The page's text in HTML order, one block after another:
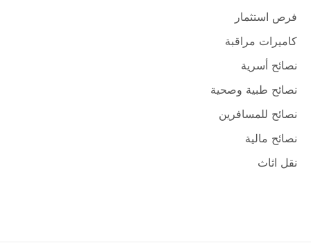
فرص استثمار
كاميرات مراقبة
نصائح أسرية
نصائح طبية وصحية
نصائح للمسافرين
نصائح مالية
نقل اثاث